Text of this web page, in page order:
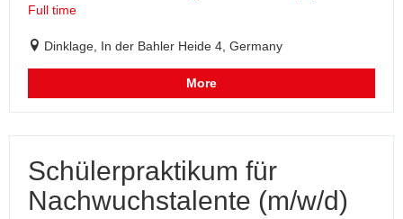
Full time
Dinklage, In der Bahler Heide 4, Germany
More
Schülerpraktikum für
Nachwuchstalente (m/w/d)